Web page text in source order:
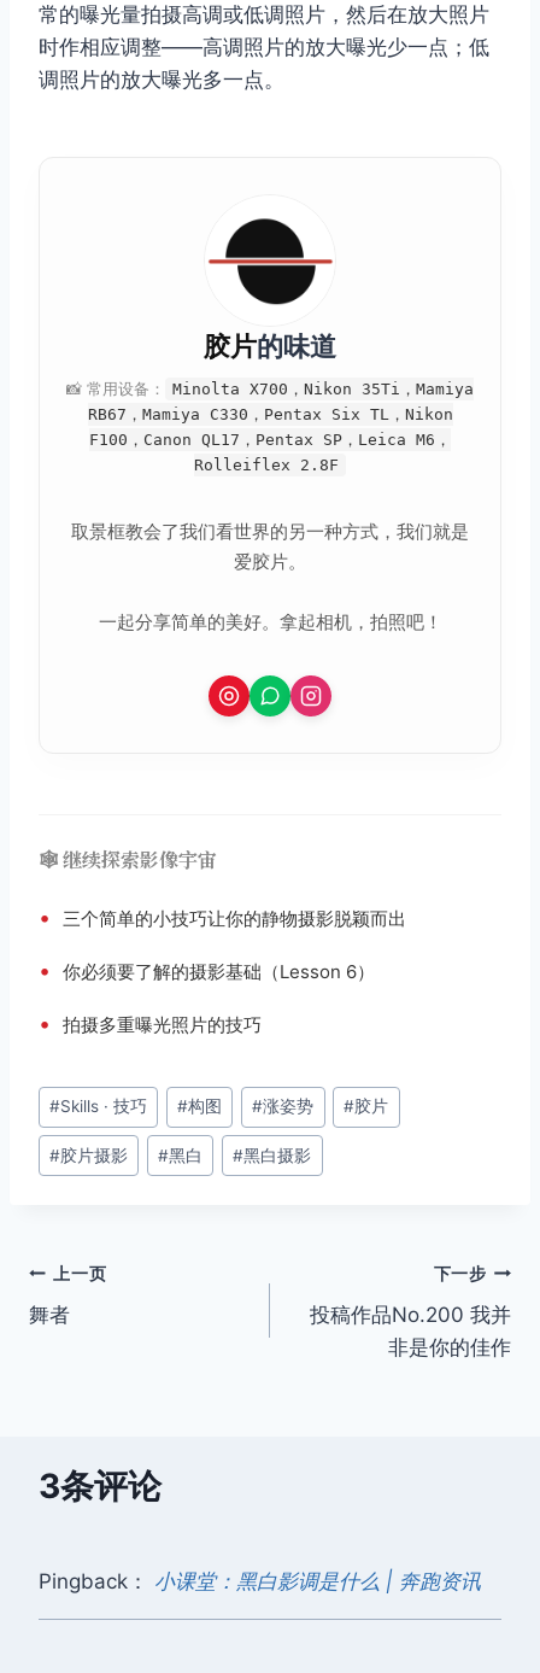
常的曝光量拍摄高调或低调照片，然后在放大照片
时作相应调整——高调照片的放大曝光少一点；低
调照片的放大曝光多一点。
胶片的味道
📸 常用设备：
Minolta X700，Nikon 35Ti，Mamiya
RB67，Mamiya C330，Pentax Six TL，Nikon
F100，Canon QL17，Pentax SP，Leica M6，
Rolleiflex 2.8F
取景框教会了我们看世界的另一种方式，我们就是
爱胶片。
一起分享简单的美好。拿起相机，拍照吧！
🕸️ 继续探索影像宇宙
• 三个简单的小技巧让你的静物摄影脱颖而出
• 你必须要了解的摄影基础（Lesson 6）
• 拍摄多重曝光照片的技巧
文
章
标
#Skills · 技巧 #构图 #涨姿势 #胶片
#胶片摄影 #黑白 #黑白摄影
文
章
上一页
舞者
下一步
投稿作品No.200 我并
非是你的佳作
3条评论
Pingback： 小课堂：黑白影调是什么 | 奔跑资讯
取消